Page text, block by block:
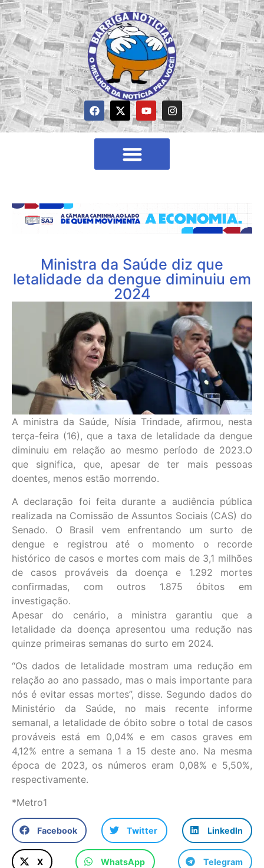
Ministra da Saúde diz que
letalidade da dengue diminuiu em
2024
A ministra da Saúde, Nísia Trindade, afirmou, nesta
terça-feira (16), que a taxa de letalidade da dengue
diminuiu em relação ao mesmo período de 2023.O
que significa, que, apesar de ter mais pessoas
doentes, menos estão morrendo.
A declaração foi feita durante a audiência pública
realizada na Comissão de Assuntos Sociais (CAS) do
Senado. O Brasil vem enfrentando um surto de
dengue e registrou até o momento o recorde
histórico de casos e mortes com mais de 3,1 milhões
de casos prováveis da doença e 1.292 mortes
confirmadas, com outros 1.875 óbitos em
investigação.
Apesar do cenário, a ministra garantiu que a
letalidade da doença apresentou uma redução nas
quinze primeiras semanas do surto em 2024.
“Os dados de letalidade mostram uma redução em
relação ao ano passado, mas o mais importante para
nós é evitar essas mortes”, disse. Segundo dados do
Ministério da Saúde, no mais recente informe
semanal, a letalidade de óbito sobre o total de casos
prováveis está em 0,04% e em casos graves em
4,12% entre a semana 1 a 15 deste ano. Na mesma
época de 2023, os números eram 0,08% e 5,50%,
respectivamente.
*Metro1
Facebook Twitter LinkedIn
X WhatsApp Telegram